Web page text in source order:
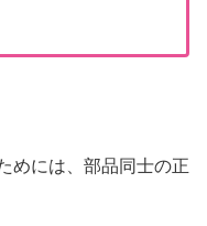
めには、部品同士の正